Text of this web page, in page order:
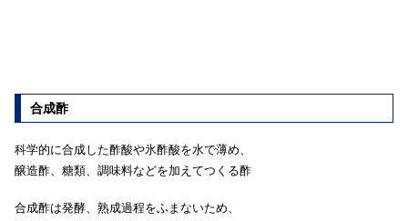
合成酢
科学的に合成した酢酸や氷酢酸を水で薄め、
醸造酢、糖類、調味料などを加えてつくる酢
合成酢は発酵、熟成過程をふまないため、